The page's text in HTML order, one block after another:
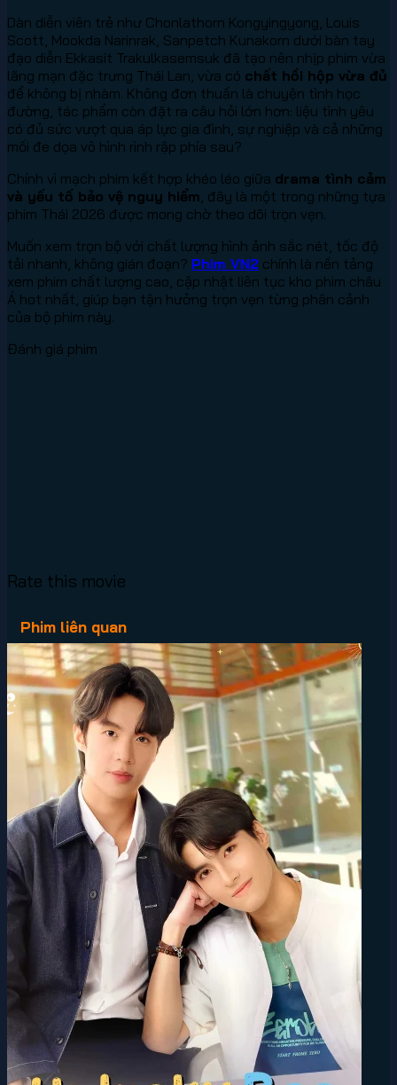
Dàn diễn viên trẻ như Chonlathorn Kongyingyong, Louis
Scott, Mookda Narinrak, Sanpetch Kunakorn dưới bàn tay
đạo diễn Ekkasit Trakulkasemsuk đã tạo nên nhịp phim vừa
lãng mạn đặc trưng Thái Lan, vừa có chất hồi hộp vừa đủ
để không bị nhàm. Không đơn thuần là chuyện tình học
đường, tác phẩm còn đặt ra câu hỏi lớn hơn: liệu tình yêu
có đủ sức vượt qua áp lực gia đình, sự nghiệp và cả những
mối đe dọa vô hình rình rập phía sau?
Chính vì mạch phim kết hợp khéo léo giữa drama tình cảm
và yếu tố bảo vệ nguy hiểm , đây là một trong những tựa
phim Thái 2026 được mong chờ theo dõi trọn vẹn.
Muốn xem trọn bộ với chất lượng hình ảnh sắc nét, tốc độ
tải nhanh, không gián đoạn? Phim VN2 chính là nền tảng
xem phim chất lượng cao, cập nhật liên tục kho phim châu
Á hot nhất, giúp bạn tận hưởng trọn vẹn từng phân cảnh
của bộ phim này.
Đánh giá phim
Rate this movie
Phim liên quan